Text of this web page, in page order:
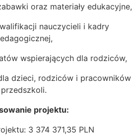
oraz materiały edukacyjne,
nauczycieli i kadry
wspierających dla rodziców,
dzieci, rodziców i pracowników
przedszkoli.
projektu:
3 374 371,35 PLN